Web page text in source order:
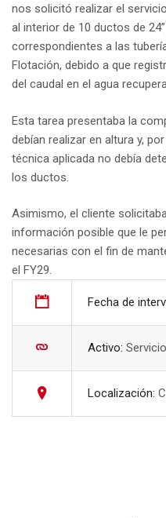
nos solicitó realizar el
al interior de 10 ductos de
correspondientes a las
Flotación, debido a que
del caudal en el agua
Esta tarea presentaba la
debían realizar en altura y,
técnica aplicada no debía
los ductos.
Asimismo, el cliente
información posible que le
necesarias con el fin de
el FY29.
Fecha de
Activo:
Localización: